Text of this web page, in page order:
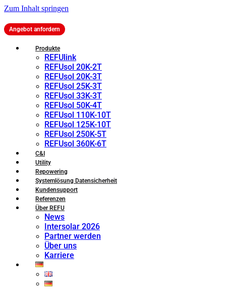
Zum Inhalt springen
Angebot anfordern
Produkte
REFUlink
REFUsol 20K-2T
REFUsol 20K-3T
REFUsol 25K-3T
REFUsol 33K-3T
REFUsol 50K-4T
REFUsol 110K-10T
REFUsol 125K-10T
REFUsol 250K-5T
REFUsol 360K-6T
C&I
Utility
Repowering
Systemlösung Datensicherheit
Kundensupport
Referenzen
Über REFU
News
Intersolar 2026
Partner werden
Über uns
Karriere